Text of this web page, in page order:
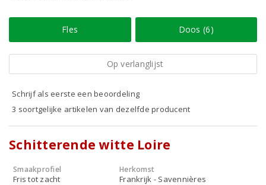
Fles Doos (6)
Op verlanglijst
Schrijf als eerste een beoordeling
3 soortgelijke artikelen van dezelfde producent
Schitterende witte Loire
Smaakprofiel
Fris tot zacht
Herkomst
Frankrijk - Savennières